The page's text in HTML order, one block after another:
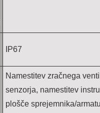
IP67
Namestitev zračnega
senzorja, namestitev
plošče sprejemnika/